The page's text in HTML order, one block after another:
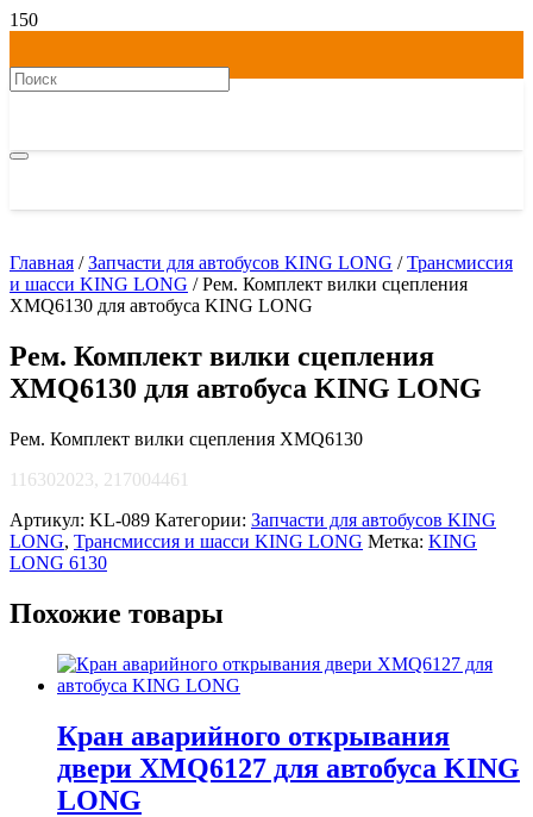
Главная /Запчасти для автобусов KING LONG /Трансмиссия
и шасси KING LONG / Рем. Комплект вилки сцепления
XMQ6130 для автобуса KING LONG
Рем. Комплект вилки сцепления
XMQ6130 для автобуса KING LONG
Рем. Комплект вилки сцепления XMQ6130
116302023, 217004461
Артикул: KL-089 Категории: Запчасти для автобусов KING
LONG, Трансмиссия и шасси KING LONG Метка: KING
LONG 6130
Похожие товары
Кран аварийного открывания
двери XMQ6127 для автобуса KING
LONG